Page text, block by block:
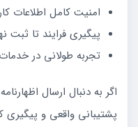
امنیت کامل اطلاعات
پیگیری فرایند تا ثبت
تجربه طولانی در
پشتیبانی واقعی و